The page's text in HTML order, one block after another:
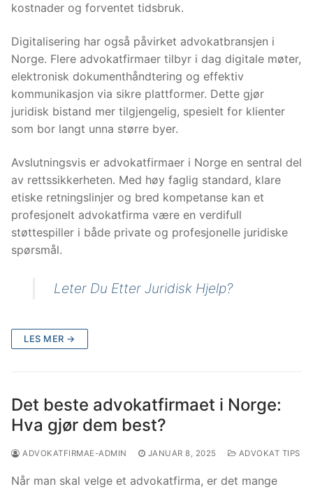
kostnader og forventet tidsbruk.
Digitalisering har også påvirket advokatbransjen i
Norge. Flere advokatfirmaer tilbyr i dag digitale møter,
elektronisk dokumenthåndtering og effektiv
kommunikasjon via sikre plattformer. Dette gjør
juridisk bistand mer tilgjengelig, spesielt for klienter
som bor langt unna større byer.
Avslutningsvis er advokatfirmaer i Norge en sentral del
av rettssikkerheten. Med høy faglig standard, klare
etiske retningslinjer og bred kompetanse kan et
profesjonelt advokatfirma være en verdifull
støttespiller i både private og profesjonelle juridiske
spørsmål.
Leter Du Etter Juridisk Hjelp?
LES MER →
Det beste advokatfirmaet i Norge:
Hva gjør dem best?
ADVOKATFIRMAE-ADMIN JANUAR 8, 2025 ADVOKAT TIPS
Når man skal velge et advokatfirma, er det mange